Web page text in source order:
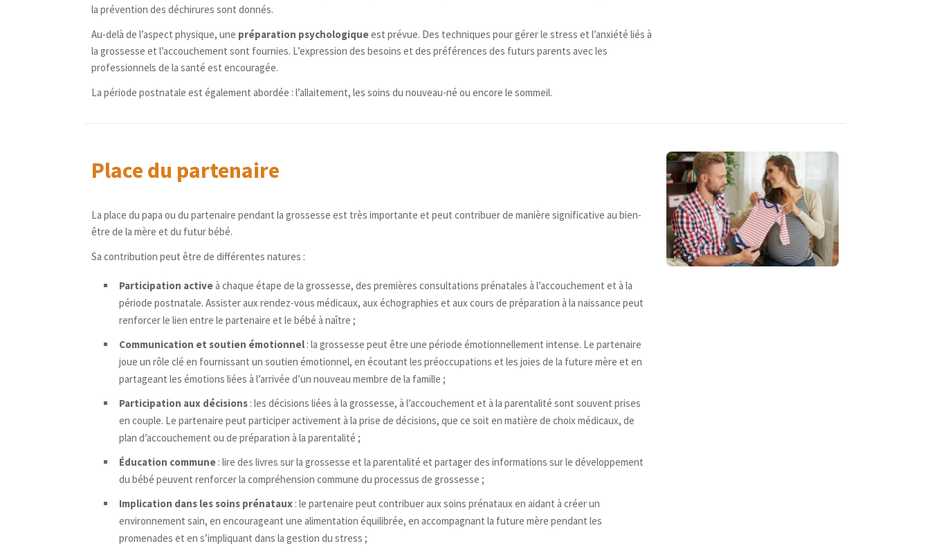
la prévention des déchirures sont donnés.
Au-delà de l’aspect physique, une préparation psychologiqueest prévue. Des techniques pour gérer le stress et l’anxiété liés à
la grossesse et l’accouchement sont fournies. L’expression des besoins et des préférences des futurs parents avec les
professionnels de la santé est encouragée.
La période postnatale est également abordée : l’allaitement, les soins du nouveau-né ou encore le sommeil.
Place du partenaire
La place du papa ou du partenaire pendant la grossesse est très importante et peut contribuer de manière significative au bien-
être de la mère et du futur bébé.
Sa contribution peut être de différentes natures :
Participation activeà chaque étape de la grossesse, des premières consultations prénatales à l’accouchement et à la
période postnatale. Assister aux rendez-vous médicaux, aux échographies et aux cours de préparation à la naissance peut
renforcer le lien entre le partenaire et le bébé à naître ;
Communication et soutien émotionnel : la grossesse peut être une période émotionnellement intense. Le partenaire
joue un rôle clé en fournissant un soutien émotionnel, en écoutant les préoccupations et les joies de la future mère et en
partageant les émotions liées à l’arrivée d’un nouveau membre de la famille ;
Participation aux décisions : les décisions liées à la grossesse, à l’accouchement et à la parentalité sont souvent prises
en couple. Le partenaire peut participer activement à la prise de décisions, que ce soit en matière de choix médicaux, de
plan d’accouchement ou de préparation à la parentalité ;
Éducation commune : lire des livres sur la grossesse et la parentalité et partager des informations sur le développement
du bébé peuvent renforcer la compréhension commune du processus de grossesse ;
Implication dans les soins prénataux : le partenaire peut contribuer aux soins prénataux en aidant à créer un
environnement sain, en encourageant une alimentation équilibrée, en accompagnant la future mère pendant les
promenades et en s’impliquant dans la gestion du stress ;